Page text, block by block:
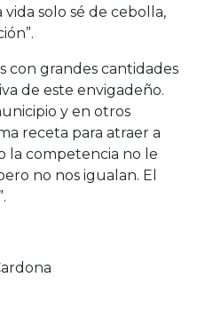
vida solo sé de cebolla,
con grandes cantidades
de este envigadeño.
y en otros
receta para atraer a
la competencia no le
no nos igualan. El